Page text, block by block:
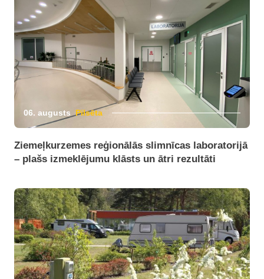
06. augusts Pilsēta
Ziemeļkurzemes reģionālās slimnīcas laboratorijā
– plašs izmeklējumu klāsts un ātri rezultāti